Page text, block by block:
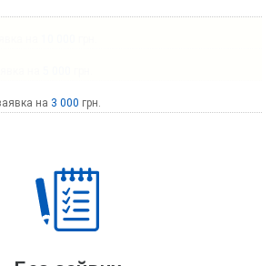
на 3 000 грн.